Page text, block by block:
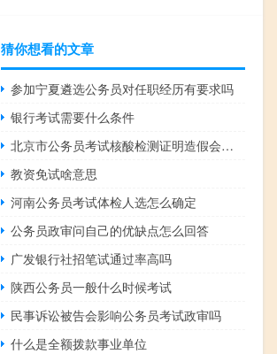
猜你想看的文章
参加宁夏遴选公务员对任职经历有要求吗
银行考试需要什么条件
北京市公务员考试核酸检测证明造假会怎么样
教资免试啥意思
河南公务员考试体检人选怎么确定
公务员政审问自己的优缺点怎么回答
广发银行社招笔试通过率高吗
陕西公务员一般什么时候考试
民事诉讼被告会影响公务员考试政审吗
什么是全额拨款事业单位